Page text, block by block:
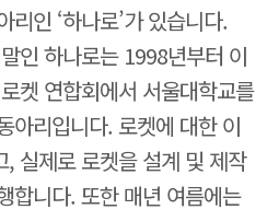
인 ‘하나로’가 있습니다.
인 하나로는 1998년부터 이
켓 연합회에서 서울대학교를
아리입니다. 로켓에 대한 이
실제로 로켓을 설계 및 제작
합니다. 또한 매년 여름에는